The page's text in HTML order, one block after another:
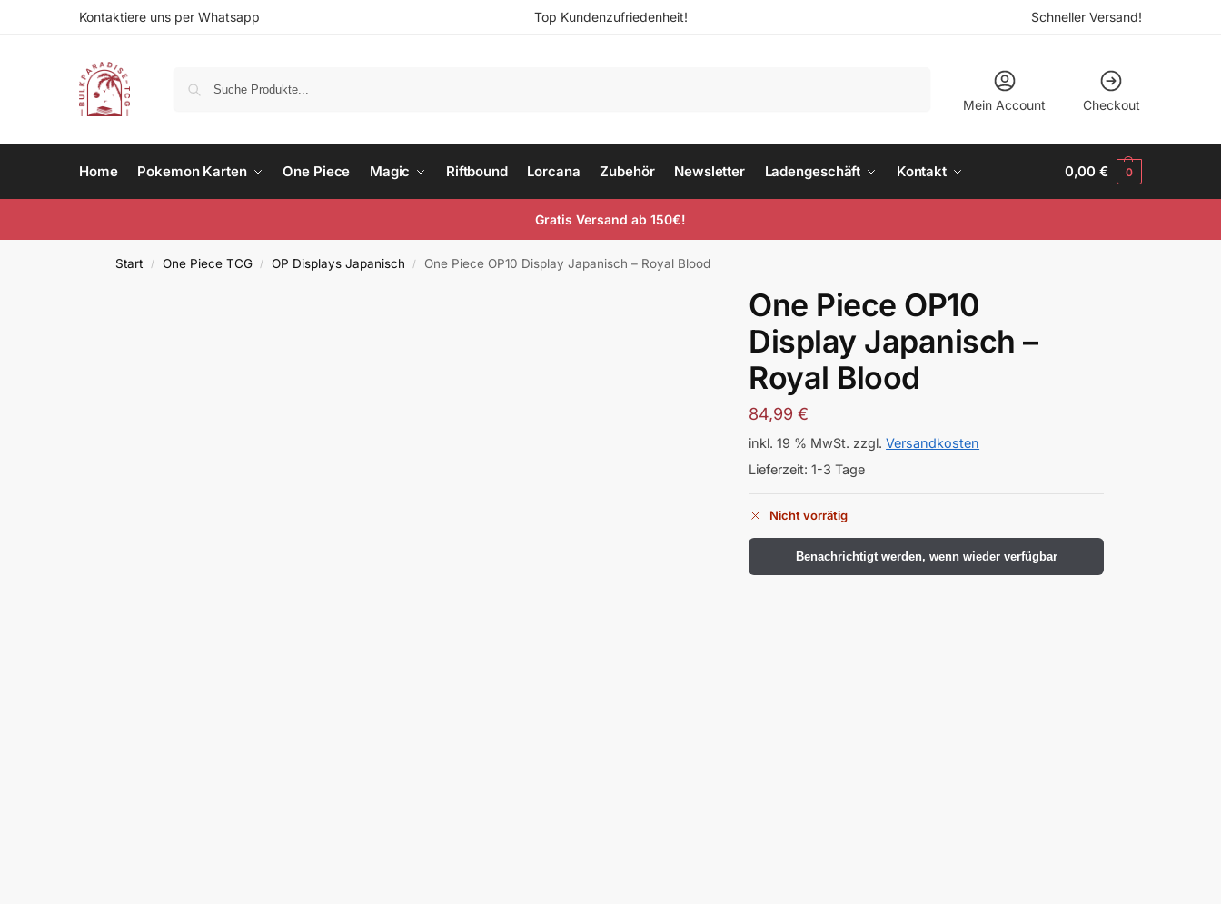
Kontaktiere uns per Whatsapp Top Kundenzufriedenheit! Schneller Versand!
Mein Account Checkout
Home Pokemon Karten One Piece Magic Riftbound Lorcana Zubehör Newsletter Ladengeschäft Kontakt 0,00€ 0
Gratis Versand ab 150€!
Start / One Piece TCG / OP Displays Japanisch / One Piece OP10 Display Japanisch – Royal Blood
One Piece OP10
Display Japanisch –
Royal Blood
84,99€
inkl. 19 % MwSt. zzgl.Versandkosten
Lieferzeit:1-3 Tage
Nicht vorrätig
Benachrichtigt werden, wenn wieder verfügbar